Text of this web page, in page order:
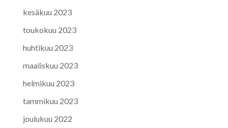
kesäkuu 2023
toukokuu 2023
huhtikuu 2023
maaliskuu 2023
helmikuu 2023
tammikuu 2023
joulukuu 2022